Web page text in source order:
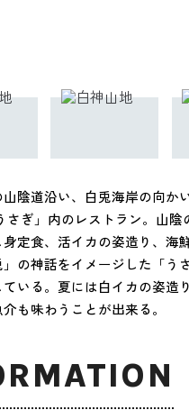
陰道沿い、白兎海岸の向か
さぎ」内のレストラン。山陰
定食、活イカの姿造り、海
」の神話をイメージした「う
いる。夏には白イカの姿造
も味わうことが出来る。